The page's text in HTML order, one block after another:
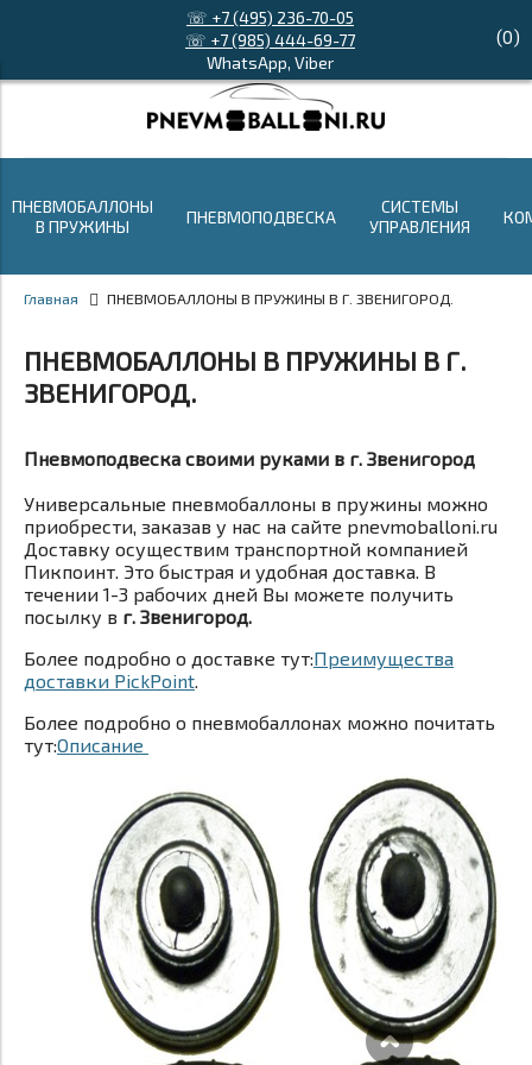
☏ +7 (495) 236-70-05
☏ +7 (985) 444-69-77
WhatsApp, Viber
(0)
ПНЕВМОБАЛЛОНЫ
В ПРУЖИНЫ
ПНЕВМОПОДВЕСКА
СИСТЕМЫ
УПРАВЛЕНИЯ
Главная ПНЕВМОБАЛЛОНЫ В ПРУЖИНЫ В Г. ЗВЕНИГОРОД.
ПНЕВМОБАЛЛОНЫ В ПРУЖИНЫ В Г.
ЗВЕНИГОРОД.
Пневмоподвеска своими руками в г. Звенигород
Универсальные пневмобаллоны в пружины можно
приобрести, заказав у нас на сайте pnevmoballoni.ru
Доставку осуществим транспортной компанией
Пикпоинт. Это быстрая и удобная доставка. В
течении 1-3 рабочих дней Вы можете получить
посылку в г. Звенигород.
Более подробно о доставке тут:Преимущества
доставки PickPoint.
Более подробно о пневмобаллонах можно почитать
тут:Описание